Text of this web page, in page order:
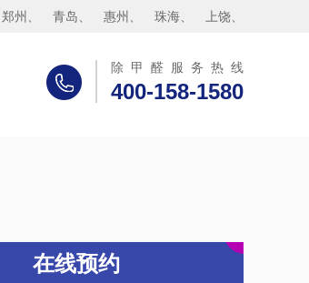
郑州 青岛 惠州 珠海 上饶
除甲醛服务热线
400-158-1580
在线预约